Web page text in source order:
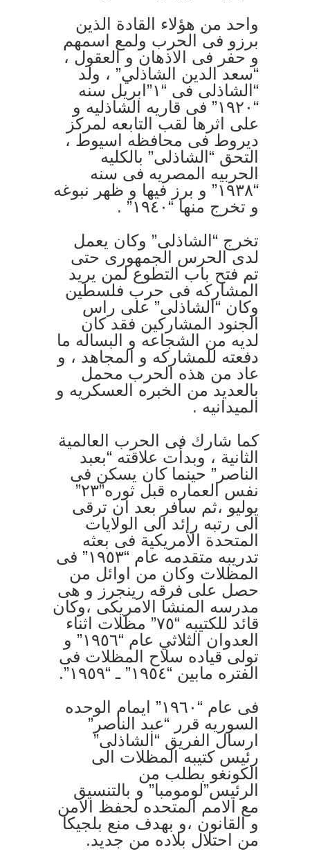
واحد من هؤلاء القادة الذين
برزو فى الحرب ولمع اسمهم
و حفر فى الاذهان و العقول ،
“سعد الدين الشاذلي” ، ولد
“الشاذلى فى “١”ابريل سنه
“١٩٢٠” فى قاريه الشاذليه و
على اثرها لقب التابعه لمركز
ديروط فى محافظه اسيوط ،
التحق “الشاذلى” بالكليه
الحربيه المصريه فى سنه
“١٩٣٨” و برز فيها و ظهر نبوغه
و تخرج منها “١٩٤٠” .
تخرج “الشاذلى” وكان يعمل
لدى الحرس الجمهورى حتى
تم فتح باب التطوع لمن يريد
المشاركه فى حرب فلسطين
وكان “الشاذلى” على راس
الجنود المشاركين فقد كان
لديه من الشجاعه و البساله ما
دفعته للمشاركه و المجاهد ، و
عاد من هذه الحرب محمل
بالعديد من الخبره العسكريه و
الميدانيه .
كما شارك فى الحرب العالمية
الثانية ، وبدأت علاقته “بعبد
الناصر” حينما كان يسكن فى
نفس العماره قبل ثوره”٢٣”
يوليو ،ثم سافر بعد ان ترقى
الى رتبه رائد الى الولايات
المتحدة الأمريكية فى بعثه
تدريبه متقدمه عام “١٩٥٣” فى
المظلات وكان من اوائل من
حصل على فرقه رينجرز و هى
مدرسه المنشا الامريكى ،وكان
قائد للكتيبه “٧٥” مظلات اثناء
العدوان الثلاثي عام “١٩٥٦” و
تولى قياده سلاح المظلات فى
الفتره مابين “١٩٥٤” ـ “١٩٥٩”.
فى عام “١٩٦٠” ايمام الوحده
السوريه قرر “عبد الناصر”
ارسال الفريق “الشاذلى”
رئيس كتيبه المظلات الى
الكونغو بطلب من
الرئيس”لومومبا” و بالتنسيق
مع الامم المتحده لحفظ الامن
و القانون ،و بهدف منع بلجيكا
من احتلال بلاده من جديد.